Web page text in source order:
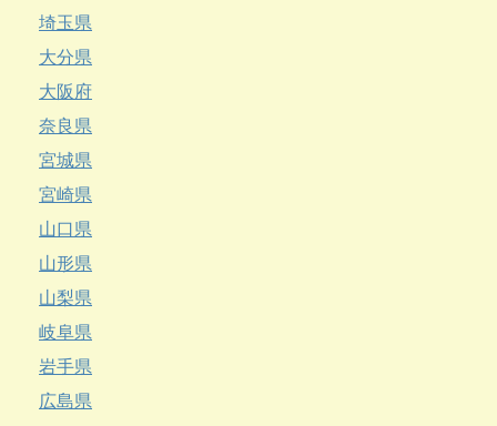
埼玉県
大分県
大阪府
奈良県
宮城県
宮崎県
山口県
山形県
山梨県
岐阜県
岩手県
広島県